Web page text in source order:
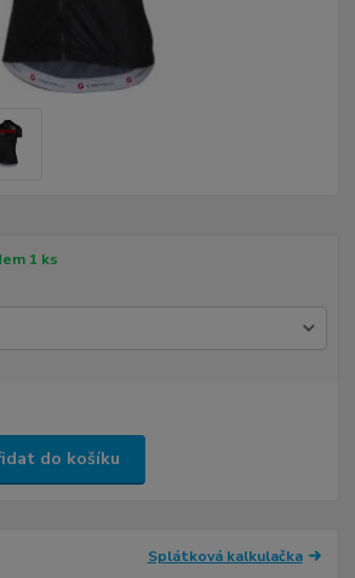
1 ks
do košíku
Splátková kalkulačka